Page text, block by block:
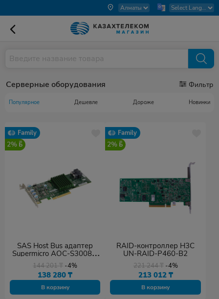
Серверные оборудования Фильтр
Популярное Дешевле Дороже Новинки
Family
2%
SAS Host Bus адаптер
Supermicro AOC-S3008L-
L8E
144 201₸ -4%
138 280₸
В корзину
Family
2%
RAID-контроллер H3C
UN-RAID-P460-B2
221 244₸ -4%
213 012 ₸
В корзину